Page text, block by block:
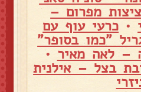
מפרום –
• כרעי עוף עם
"כמו בסופר"
– לאה מאיר •
בצל – אילנית